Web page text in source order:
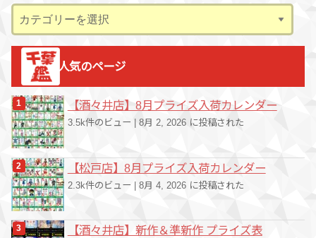
テ
ゴ
人気のページ
【酒々井店】8月プライズ入荷カレンダー
3.5k件のビュー 8月 2, 2026 に投稿された
【松戸店】8月プライズ入荷カレンダー
2.3k件のビュー 8月 4, 2026 に投稿された
【酒々井店】新作＆準新作 プライズ表